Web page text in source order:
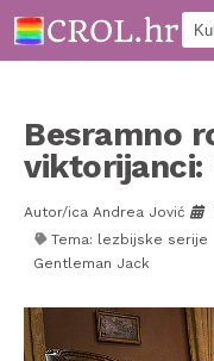
Besramno
viktorijanci:
Autor/ica Andrea Jović
Tema: lezbijske serije
Gentleman Jack